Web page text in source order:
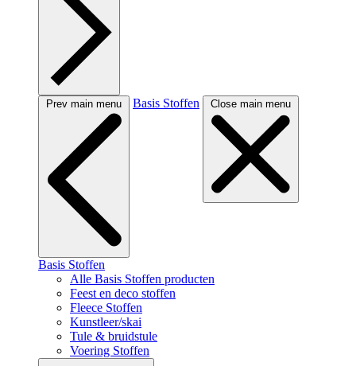
Prev main menu Basis Stoffen Close main menu
Basis Stoffen
Alle Basis Stoffen producten
Feest en deco stoffen
Fleece Stoffen
Kunstleer/skai
Tule & bruidstule
Voering Stoffen